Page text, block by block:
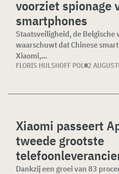
voorziet spionage
smartphones
Staatsveiligheid, de Belgische
waarschuwt dat Chinese
Xiaomi,...
FLORIS HULSHOFF POL 2
Xiaomi passeert
tweede grootste
Dankzij een groei van 83